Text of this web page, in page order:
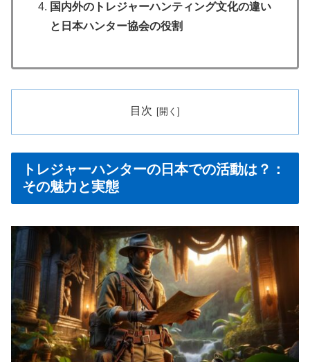
国内外のトレジャーハンティング文化の違い
と日本ハンター協会の役割
目次
トレジャーハンターの日本での活動は？：
その魅力と実態